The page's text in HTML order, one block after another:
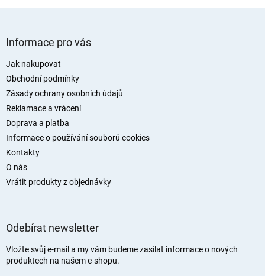
Informace pro vás
Jak nakupovat
Obchodní podmínky
Zásady ochrany osobních údajů
Reklamace a vrácení
Doprava a platba
Informace o používání souborů cookies
Kontakty
O nás
Vrátit produkty z objednávky
Odebírat newsletter
Vložte svůj e-mail a my vám budeme zasílat informace o nových
produktech na našem e-shopu.